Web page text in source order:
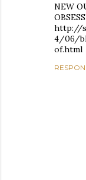
NEW
http://
4/06/
of.html